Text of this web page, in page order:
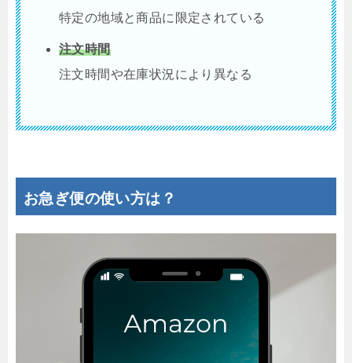
特定の地域と商品に限定されている
注文時間
注文時間や在庫状況により異なる
お急ぎ便の使い方は？